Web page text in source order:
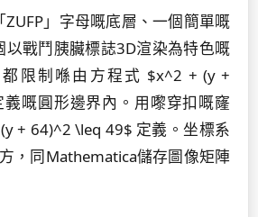
」字母嘅底層、一個簡單嘅
以戰鬥胰臟標誌3D渲染為特色嘅
限制喺由方程式 $x^2 + (y +
嘅圓形邊界內。用嚟穿扣嘅窿
+ 64)^2 \leq 49$ 定義。坐標系
，同Mathematica儲存圖像矩陣